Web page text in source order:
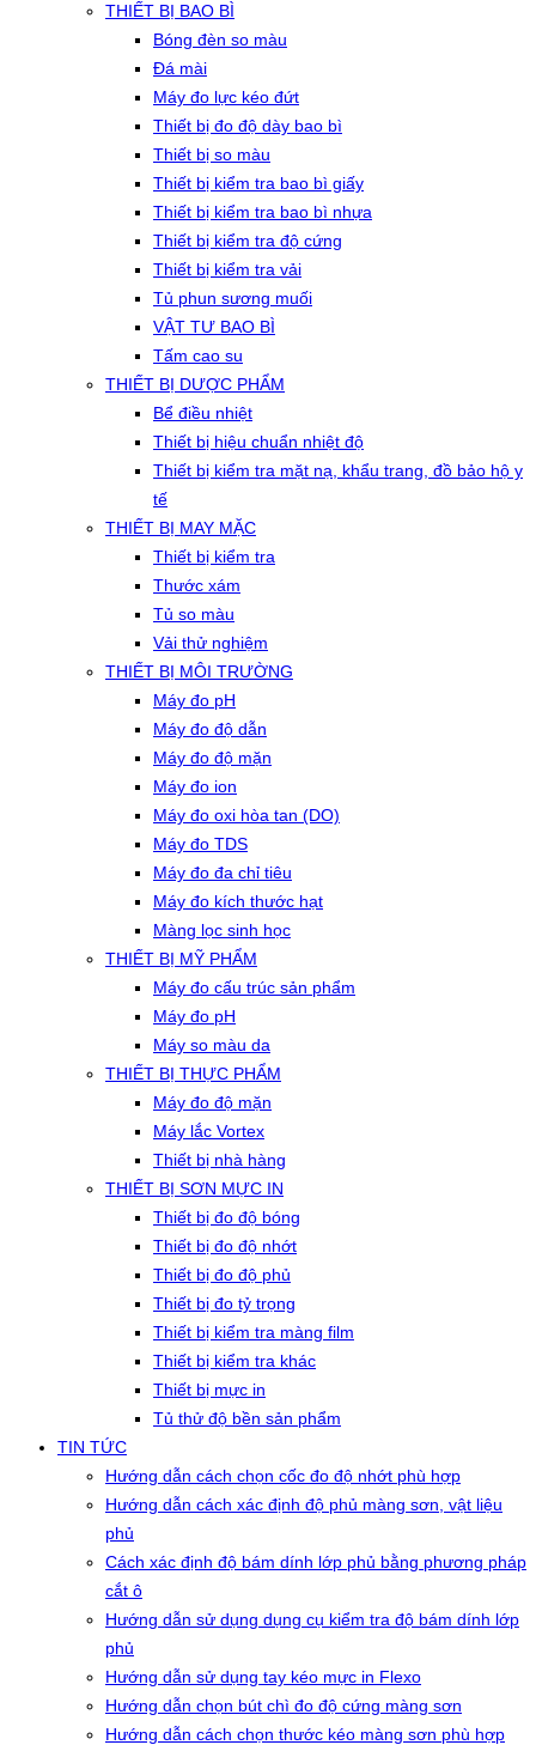
THIẾT BỊ BAO BÌ
Bóng đèn so màu
Đá mài
Máy đo lực kéo đứt
Thiết bị đo độ dày bao bì
Thiết bị so màu
Thiết bị kiểm tra bao bì giấy
Thiết bị kiểm tra bao bì nhựa
Thiết bị kiểm tra độ cứng
Thiết bị kiểm tra vải
Tủ phun sương muối
VẬT TƯ BAO BÌ
Tấm cao su
THIẾT BỊ DƯỢC PHẨM
Bể điều nhiệt
Thiết bị hiệu chuẩn nhiệt độ
Thiết bị kiểm tra mặt nạ, khẩu trang, đồ bảo hộ y
tế
THIẾT BỊ MAY MẶC
Thiết bị kiểm tra
Thước xám
Tủ so màu
Vải thử nghiệm
THIẾT BỊ MÔI TRƯỜNG
Máy đo pH
Máy đo độ dẫn
Máy đo độ mặn
Máy đo ion
Máy đo oxi hòa tan (DO)
Máy đo TDS
Máy đo đa chỉ tiêu
Máy đo kích thước hạt
Màng lọc sinh học
THIẾT BỊ MỸ PHẨM
Máy đo cấu trúc sản phẩm
Máy đo pH
Máy so màu da
THIẾT BỊ THỰC PHẨM
Máy đo độ mặn
Máy lắc Vortex
Thiết bị nhà hàng
THIẾT BỊ SƠN MỰC IN
Thiết bị đo độ bóng
Thiết bị đo độ nhớt
Thiết bị đo độ phủ
Thiết bị đo tỷ trọng
Thiết bị kiểm tra màng film
Thiết bị kiểm tra khác
Thiết bị mực in
Tủ thử độ bền sản phẩm
TIN TỨC
Hướng dẫn cách chọn cốc đo độ nhớt phù hợp
Hướng dẫn cách xác định độ phủ màng sơn, vật liệu
phủ
Cách xác định độ bám dính lớp phủ bằng phương pháp
cắt ô
Hướng dẫn sử dụng dụng cụ kiểm tra độ bám dính lớp
phủ
Hướng dẫn sử dụng tay kéo mực in Flexo
Hướng dẫn chọn bút chì đo độ cứng màng sơn
Hướng dẫn cách chọn thước kéo màng sơn phù hợp